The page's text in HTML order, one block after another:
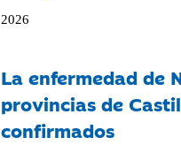
2026
La enfermedad de
provincias de
confirmados